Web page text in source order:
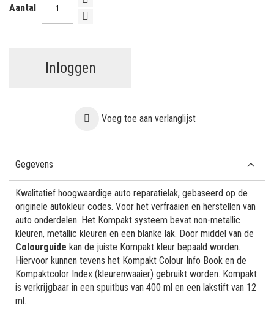
Aantal
Inloggen
Voeg toe aan verlanglijst
Gegevens
Kwalitatief hoogwaardige auto reparatielak, gebaseerd op de
originele autokleur codes. Voor het verfraaien en herstellen van
auto onderdelen. Het Kompakt systeem bevat non-metallic
kleuren, metallic kleuren en een blanke lak. Door middel van de
Colourguide kan de juiste Kompakt kleur bepaald worden.
Hiervoor kunnen tevens het Kompakt Colour Info Book en de
Kompaktcolor Index (kleurenwaaier) gebruikt worden. Kompakt
is verkrijgbaar in een spuitbus van 400 ml en een lakstift van 12
ml.